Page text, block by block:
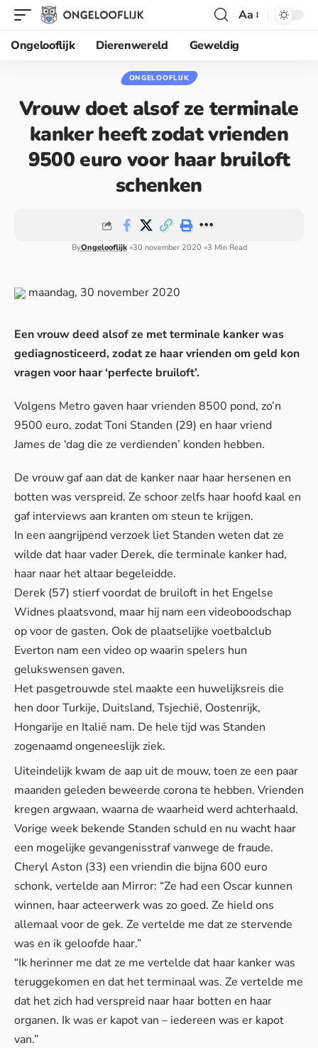
Aa
Ongelooflijk
Dierenwereld Geweldig
ONGELOOFLIJK
Vrouw doet alsof ze terminale
kanker heeft zodat vrienden
9500 euro voor haar bruiloft
schenken
ByOngelooflijk 30 november 2020 3 Min Read
maandag, 30 november 2020
Een vrouw deed alsof ze met terminale kanker was
gediagnosticeerd, zodat ze haar vrienden om geld kon
vragen voor haar ‘perfecte bruiloft’.
Volgens Metrogaven haar vrienden 8500 pond, zo’n
9500 euro, zodat Toni Standen (29) en haar vriend
James de ‘dag die ze verdienden’ konden hebben.
De vrouw gaf aan dat de kanker naar haar hersenen en
botten was verspreid. Ze schoor zelfs haar hoofd kaal en
gaf interviews aan kranten om steun te krijgen.
In een aangrijpend verzoek liet Standen weten dat ze
wilde dat haar vader Derek, die terminale kanker had,
haar naar het altaar begeleidde.
Derek (57) stierf voordat de bruiloft in het Engelse
Widnes plaatsvond, maar hij nam een videoboodschap
op voor de gasten. Ook de plaatselijke voetbalclub
Everton nam een video op waarin spelers hun
gelukswensen gaven.
Het pasgetrouwde stel maakte een huwelijksreis die
hen door Turkije, Duitsland, Tsjechië, Oostenrijk,
Hongarije en Italië nam. De hele tijd was Standen
zogenaamd ongeneeslijk ziek.
Uiteindelijk kwam de aap uit de mouw, toen ze een paar
maanden geleden beweerde corona te hebben. Vrienden
kregen argwaan, waarna de waarheid werd achterhaald.
Vorige week bekende Standen schuld en nu wacht haar
een mogelijke gevangenisstraf vanwege de fraude.
Cheryl Aston (33) een vriendin die bijna 600 euro
schonk, vertelde aan Mirror: “Ze had een Oscar kunnen
winnen, haar acteerwerk was zo goed. Ze hield ons
allemaal voor de gek. Ze vertelde me dat ze stervende
was en ik geloofde haar.”
“Ik herinner me dat ze me vertelde dat haar kanker was
teruggekomen en dat het terminaal was. Ze vertelde me
dat het zich had verspreid naar haar botten en haar
organen. Ik was er kapot van – iedereen was er kapot
van.”